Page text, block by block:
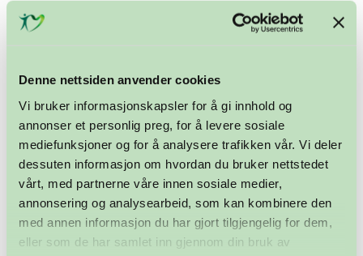
Denne nettsiden anvender cookies
Vi bruker informasjonskapsler for å gi innhold og
annonser et personlig preg, for å levere sosiale
mediefunksjoner og for å analysere trafikken vår. Vi deler
dessuten informasjon om hvordan du bruker nettstedet
vårt, med partnerne våre innen sosiale medier,
annonsering og analysearbeid, som kan kombinere den
med annen informasjon du har gjort tilgjengelig for dem,
eller som de har samlet inn gjennom din bruk av